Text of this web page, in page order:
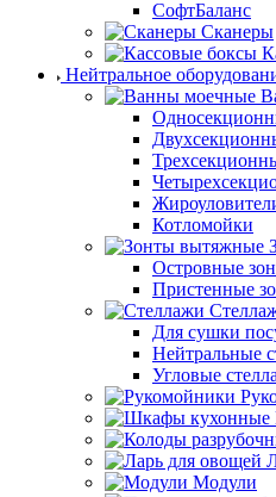
СофтБаланс
Сканеры
Нейтральное
Котломойки
Островные
Пристенные
Для сушки
Нейтральные
Угловые
Модули